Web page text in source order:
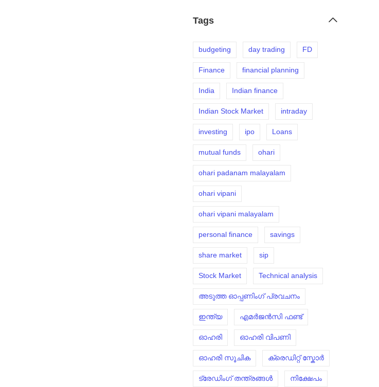
Tags
budgeting day trading FD
Finance financial planning
India Indian finance
Indian Stock Market intraday
investing ipo Loans
mutual funds ohari
ohari padanam malayalam
ohari vipani
ohari vipani malayalam
personal finance savings
share market sip
Stock Market Technical analysis
അടുത്ത ഓപ്പണിംഗ് പ്രവചനം
ഇന്ത്യ എമർജൻസി ഫണ്ട്
ഓഹരി ഓഹരി വിപണി
ഓഹരി സൂചിക ക്രെഡിറ്റ് സ്കോർ
ട്രേഡിംഗ് തന്ത്രങ്ങൾ നിക്ഷേപം